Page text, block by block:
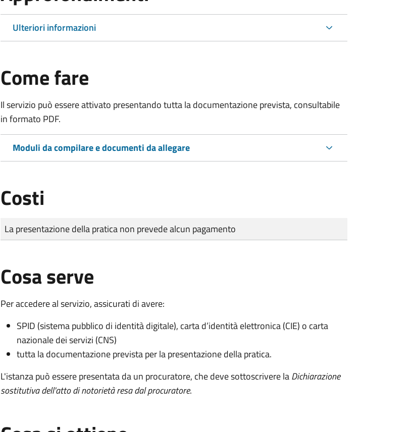
Ulteriori informazioni
Come fare
Il servizio può essere attivato presentando tutta la documentazione prevista, consultabile
in formato PDF.
Moduli da compilare e documenti da allegare
Costi
Tipo di pagamento
Importo
La presentazione della pratica non prevede alcun pagamento
Cosa serve
Per accedere al servizio, assicurati di avere:
SPID (sistema pubblico di identità digitale), carta d’identità elettronica (CIE) o carta
nazionale dei servizi (CNS)
tutta la documentazione prevista per la presentazione della pratica.
L'istanza può essere presentata da un procuratore, che deve sottoscrivere laDichiarazione
sostitutiva dell'atto di notorietà resa dal procuratore.